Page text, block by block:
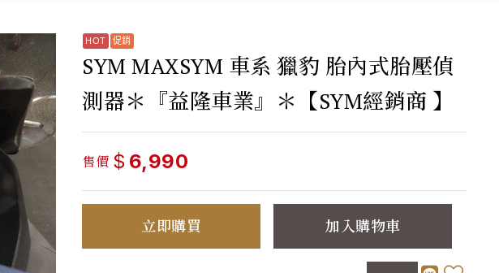
SYM MAXSYM 車系 獵豹 胎內式胎壓偵
測器＊『益隆車業』＊【SYM經銷商 】
售價 $ 6,990
立即購買 加入購物車